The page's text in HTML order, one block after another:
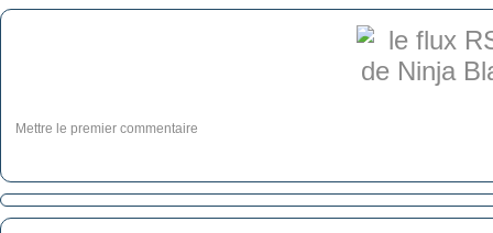
Mettre le premier commentaire